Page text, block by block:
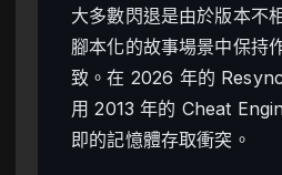
大多數閃退是由於版本不
腳本化的故事場景中保持
致。在 2026 年的
用 2013 年的 Cheat
即的記憶體存取衝突。